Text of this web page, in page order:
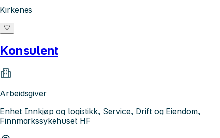
Kirkenes
Konsulent
Arbeidsgiver
Enhet Innkjøp og logistikk, Service, Drift og Eiendom,
Finnmarkssykehuset HF